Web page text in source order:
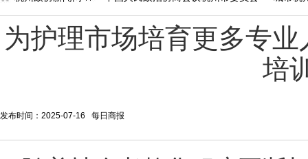
为护理市场培育更多专
培
发布时间：2025-07-16 每日商报